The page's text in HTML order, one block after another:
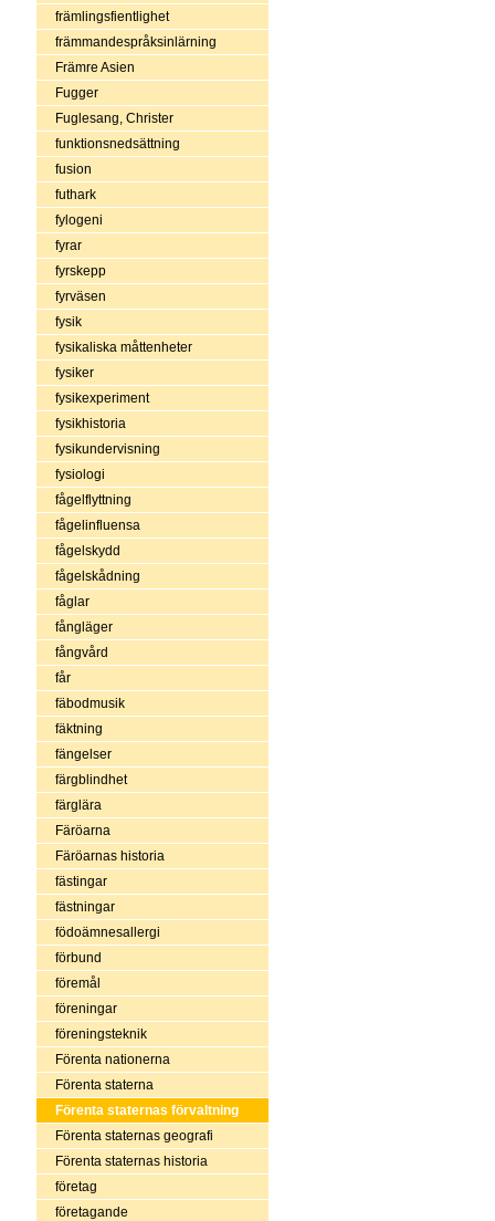
främlingsfientlighet
främmandespråksinlärning
Främre Asien
Fugger
Fuglesang, Christer
funktionsnedsättning
fusion
futhark
fylogeni
fyrar
fyrskepp
fyrväsen
fysik
fysikaliska måttenheter
fysiker
fysikexperiment
fysikhistoria
fysikundervisning
fysiologi
fågelflyttning
fågelinfluensa
fågelskydd
fågelskådning
fåglar
fångläger
fångvård
får
fäbodmusik
fäktning
fängelser
färgblindhet
färglära
Färöarna
Färöarnas historia
fästingar
fästningar
födoämnesallergi
förbund
föremål
föreningar
föreningsteknik
Förenta nationerna
Förenta staterna
Förenta staternas förvaltning
Förenta staternas geografi
Förenta staternas historia
företag
företagande